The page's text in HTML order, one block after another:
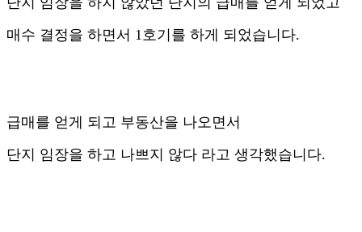
매수 결정을 하면서 1호기를 하게 되었습니다.
급매를 얻게 되고 부동산을 나오면서
단지 임장을 하고 나쁘지 않다 라고 생각했습니다.